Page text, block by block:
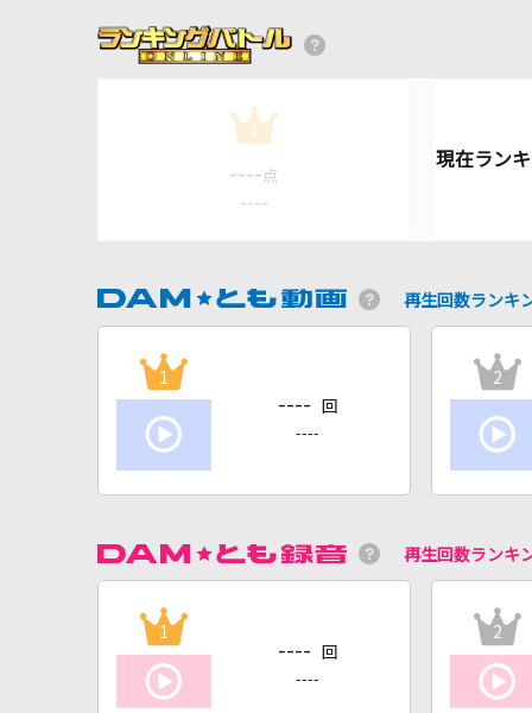
1
---- 点
----
再生回数ランキ
1
---- 回
----
2
再生回数ランキ
1
---- 回
----
2